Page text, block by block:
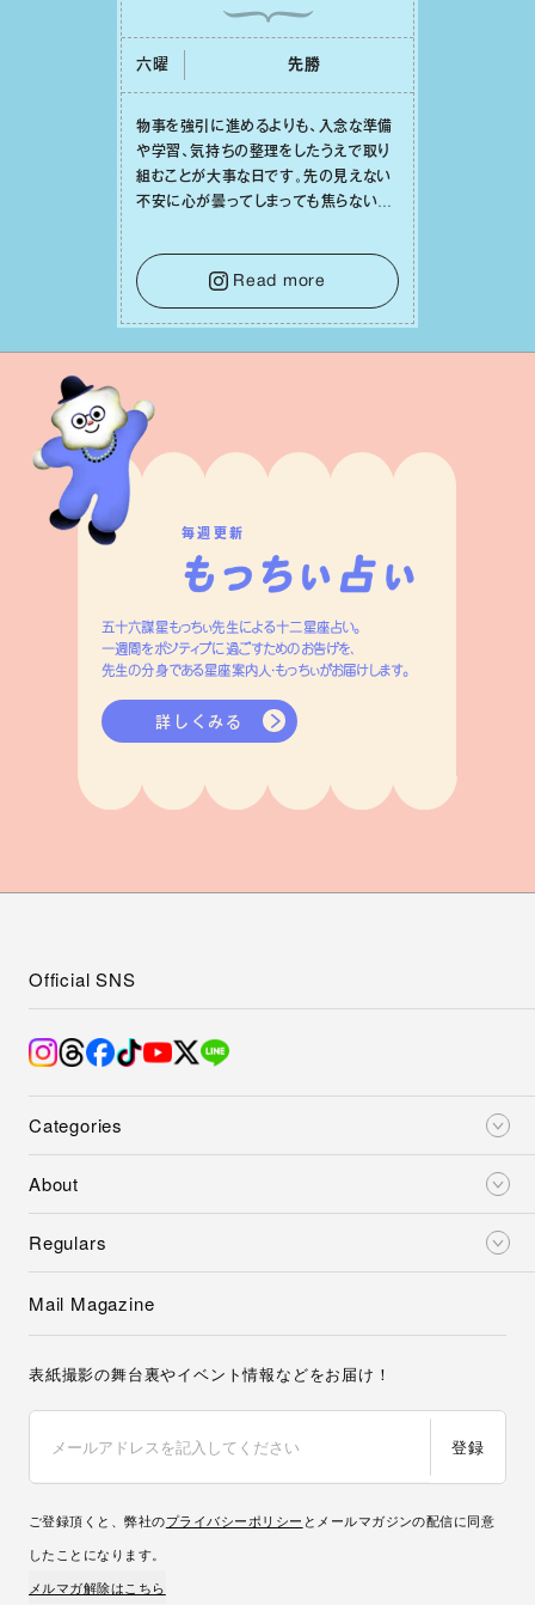
六曜 先勝
物事を強引に進めるよりも、⼊念な準備
や学習、気持ちの整理をしたうえで取り
組むことが⼤事な⽇です。先の⾒えない
不安に⼼が曇ってしまっても焦らない
⾝や疲れていそうな⼈をいたわることに
時間を使いましょう。ここでしっかりとエ
ネルギーを蓄え、困難を乗り越える⼒に
変えましょう。
Read more
毎週更新
五十六謀星もっちぃ先生による十二星座占い。
一週間をポジティブに過ごすためのお告げを、
先生の分身である星座案内人・もっちぃがお届けします。
詳しくみる
Categories
About
Regulars
Official SNS
Mail Magazine
表紙撮影の舞台裏やイベント情報などをお届け！
登録
ご登録頂くと、弊社のプライバシーポリシー とメールマガジンの配信に同意
したことになります。
メルマガ解除はこちら